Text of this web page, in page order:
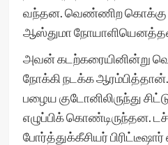
வந்தன. வெண்ணிற கொக்கு
ஆஸ்துமா நோயாளியெனத்தன்
அவன் கடற்கரையினின்று
நோக்கி நடக்க ஆரம்பித்தான்.
பழைய குடோனிலிருந்து
எழுப்பிக் கொண்டிருந்தன.
போர்த்துக்கீசியர்